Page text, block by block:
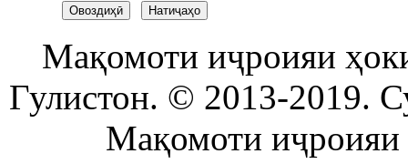
Мақомоти иҷроияи
Гулистон. © 2013-2019.
Мақомоти иҷроияи